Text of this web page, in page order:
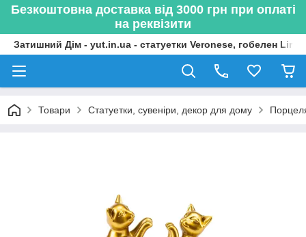
Безкоштовна доставка від 3000 грн при оплаті
на реквізити
Затишний Дім - yut.in.ua - статуетки Veronese, гобелен
Товари Статуетки, сувеніри, декор для дому